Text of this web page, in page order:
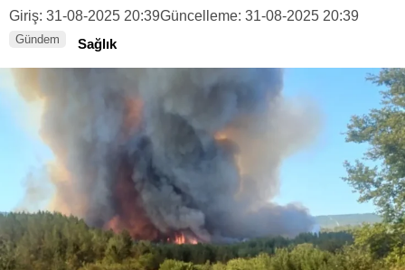
Sağlık
Yerel Haberler
Giriş: 31-08-2025 20:39Güncelleme: 31-08-2025 20:39
Gündem